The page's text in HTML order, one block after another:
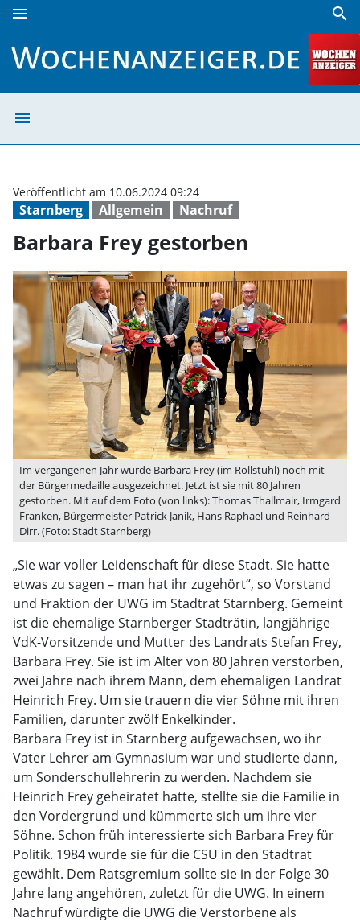
menu search
menu
Starnberg Allgemein Nachruf
Veröffentlicht am 10.06.2024 09:24
Barbara Frey gestorben
Im vergangenen Jahr wurde Barbara Frey (im Rollstuhl) noch mit
der Bürgermedaille ausgezeichnet. Jetzt ist sie mit 80 Jahren
gestorben. Mit auf dem Foto (von links): Thomas Thallmair, Irmgard
Franken, Bürgermeister Patrick Janik, Hans Raphael und Reinhard
Dirr. (Foto: Stadt Starnberg)
„Sie war voller Leidenschaft für diese Stadt. Sie hatte
etwas zu sagen – man hat ihr zugehört“, so Vorstand
und Fraktion der UWG im Stadtrat Starnberg. Gemeint
ist die ehemalige Starnberger Stadträtin, langjährige
VdK-Vorsitzende und Mutter des Landrats Stefan Frey,
Barbara Frey. Sie ist im Alter von 80 Jahren verstorben,
zwei Jahre nach ihrem Mann, dem ehemaligen Landrat
Heinrich Frey. Um sie trauern die vier Söhne mit ihren
Familien, darunter zwölf Enkelkinder.
Barbara Frey ist in Starnberg aufgewachsen, wo ihr
Vater Lehrer am Gymnasium war und studierte dann,
um Sonderschullehrerin zu werden. Nachdem sie
Heinrich Frey geheiratet hatte, stellte sie die Familie in
den Vordergrund und kümmerte sich um ihre vier
Söhne. Schon früh interessierte sich Barbara Frey für
Politik. 1984 wurde sie für die CSU in den Stadtrat
gewählt. Dem Ratsgremium sollte sie in der Folge 30
Jahre lang angehören, zuletzt für die UWG. In einem
Nachruf würdigte die UWG die Verstorbene als